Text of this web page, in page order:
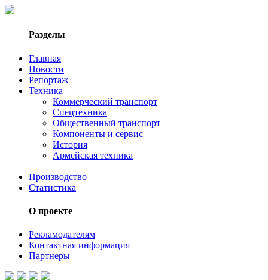
Разделы
Главная
Новости
Репортаж
Техника
Коммерческий транспорт
Спецтехника
Общественный транспорт
Компоненты и сервис
История
Армейская техника
Производство
Статистика
О проекте
Рекламодателям
Контактная информация
Партнеры